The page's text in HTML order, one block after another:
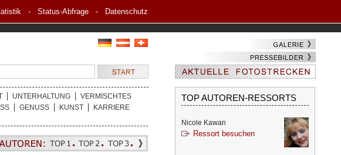
- Status-Abfrage- Datenschutz
UNTERHALTUNG
VERMISCHTES
GENUSS KUNST
KARRIERE
TOP AUTOREN-RESSORTS
Nicole Kawan
Ressort besuchen